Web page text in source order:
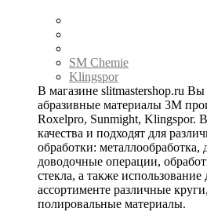
SM Chemie
Klingspor
В магазине slitmastershop.ru
абразивные материалы 3М
Roxelpro, Sunmight, Klingspor.
качества и подходят для
обработки: металлообработка,
доводочные операции,
стекла, а также
ассортименте различные
полировальные материалы.